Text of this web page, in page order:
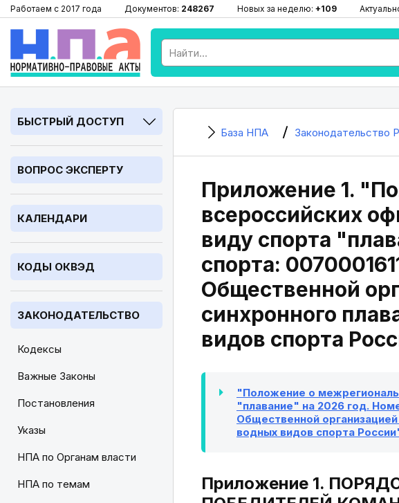
Работаем с 2017 года Документов: 248267 Новых за неделю: +109
БЫСТРЫЙ ДОСТУП
ВОПРОС ЭКСПЕРТУ
КАЛЕНДАРИ
КОДЫ ОКВЭД
ЗАКОНОДАТЕЛЬСТВО
Кодексы
Важные Законы
Постановления
Указы
НПА по Органам власти
НПА по темам
База НПА Законодательство
Приложение 1.
всероссийских
виду спорта
спорта:
Общественной
синхронного
видов спорта
"Положение о
"плавание" на 2026 год.
Общественной
водных видов спорта
Приложение 1.